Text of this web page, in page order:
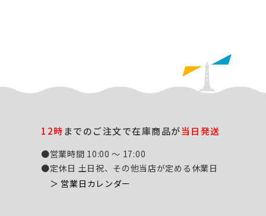
12時までのご注文で在庫商品が当日発送
●営業時間 10:00 ～ 17:00
●定休日 土日祝、その他当店が定める休業日
＞ 営業日カレンダー